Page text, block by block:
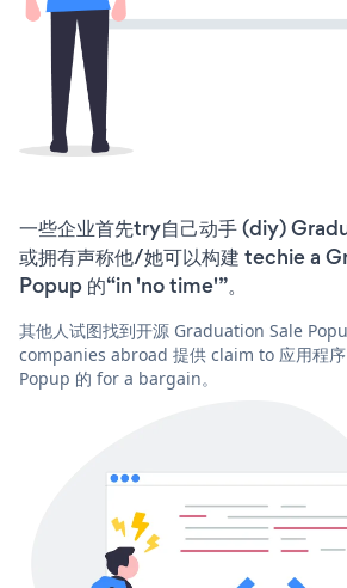
一些企业首先try自己动手 (diy)
或拥有声称他/她可以构建 techie a
Popup 的“in 'no time'”。
其他人试图找到开源 Graduation Sale
companies abroad 提供 claim to 应用程
Popup 的 for a bargain。